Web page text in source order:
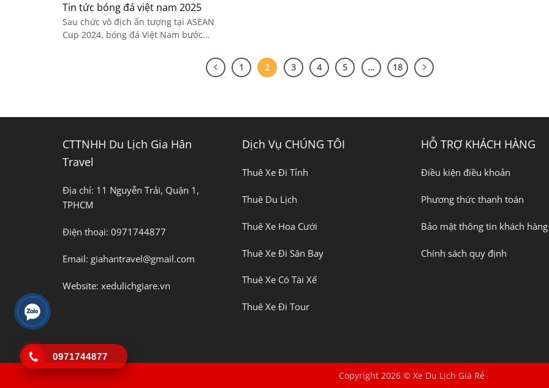
Tin tức bóng đá việt nam 2025
Sau chức vô địch ấn tượng tại ASEAN
Cup 2024, bóng đá Việt Nam bước...
1 2 3 4 5 … 18
CTTNHH Du Lịch Gia Hân
Travel
Địa chỉ: 11 Nguyễn Trải, Quận 1,
TPHCM
Điện thoại: 0971744877
Email: giahantravel@gmail.com
Website: xedulichgiare.vn
Dịch Vụ CHÚNG TÔI
Thuê Xe Đi Tỉnh
Thuê Du Lịch
Thuê Xe Hoa Cưới
Thuê Xe Đi Sân Bay
Thuê Xe Có Tài Xế
Thuê Xe Đi Tour
HỖ TRỢ KHÁCH HÀNG
Điều kiện điều khoản
Phương thức thanh toán
Bảo mật thông tin khách hàng
Chính sách quy định
Copyright 2026 © Xe Du Lịch Giá Rẻ
0971744877